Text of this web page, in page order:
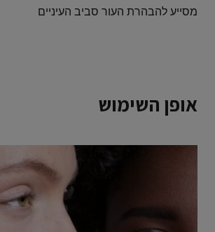
מסייע להבהרת העור סביב העיניים
אופן השימוש